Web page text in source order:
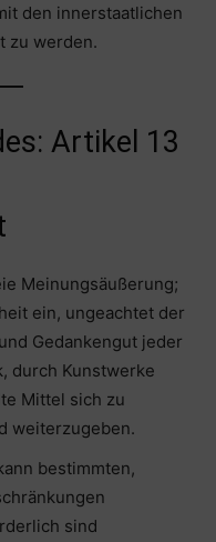
den innerstaatlichen
zu werden.
Artikel 13
Meinungsäußerung;
ein, ungeachtet der
Gedankengut jeder
durch Kunstwerke
Mittel sich zu
weiterzugeben.
bestimmten,
sind